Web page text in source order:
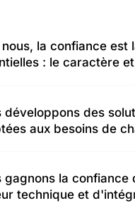
nous, la confiance est
: le caractère
développons des
aux besoins de
gagnons la
technique et